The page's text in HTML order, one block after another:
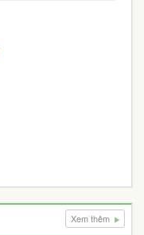
Xem thêm